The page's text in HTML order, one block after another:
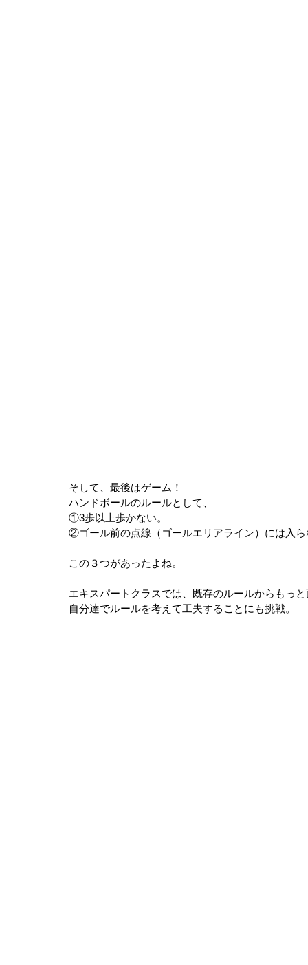
そして、最後はゲーム！
ハンドボールのルールとして、
①3歩以上歩かない。
②ゴール前の点線（ゴールエリアライン）には入ら
この３つがあったよね。
エキスパートクラスでは、既存のルールからもっ
自分達でルールを考えて工夫することにも挑戦。